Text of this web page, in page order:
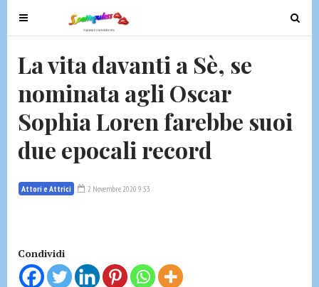
T
o
e
n
v
g
o
n
T
o
n
La vita davanti a Sè, se
nominata agli Oscar
Sophia Loren farebbe suoi
due epocali record
Attori e Attrici 2 Novembre 2020 9:53
Condividi